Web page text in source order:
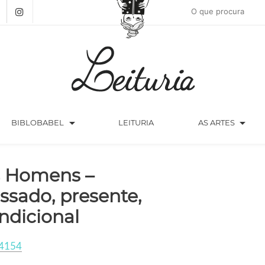
BIBLOBABEL arrow_drop_down LEITURIA AS ARTES arrow_drop_down
Homens –
presente,